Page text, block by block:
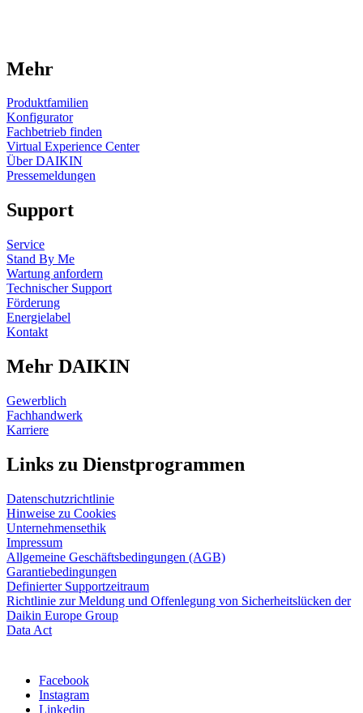
Mehr
Produktfamilien
Konfigurator
Fachbetrieb finden
Virtual Experience Center
Über DAIKIN
Pressemeldungen
Support
Service
Stand By Me
Wartung anfordern
Technischer Support
Förderung
Energielabel
Kontakt
Mehr DAIKIN
Gewerblich
Fachhandwerk
Karriere
Links zu Dienstprogrammen
Datenschutzrichtlinie
Hinweise zu Cookies
Unternehmensethik
Impressum
Allgemeine Geschäftsbedingungen (AGB)
Garantiebedingungen
Definierter Supportzeitraum
Richtlinie zur Meldung und Offenlegung von Sicherheitslücken der
Daikin Europe Group
Data Act
Facebook
Instagram
Linkedin